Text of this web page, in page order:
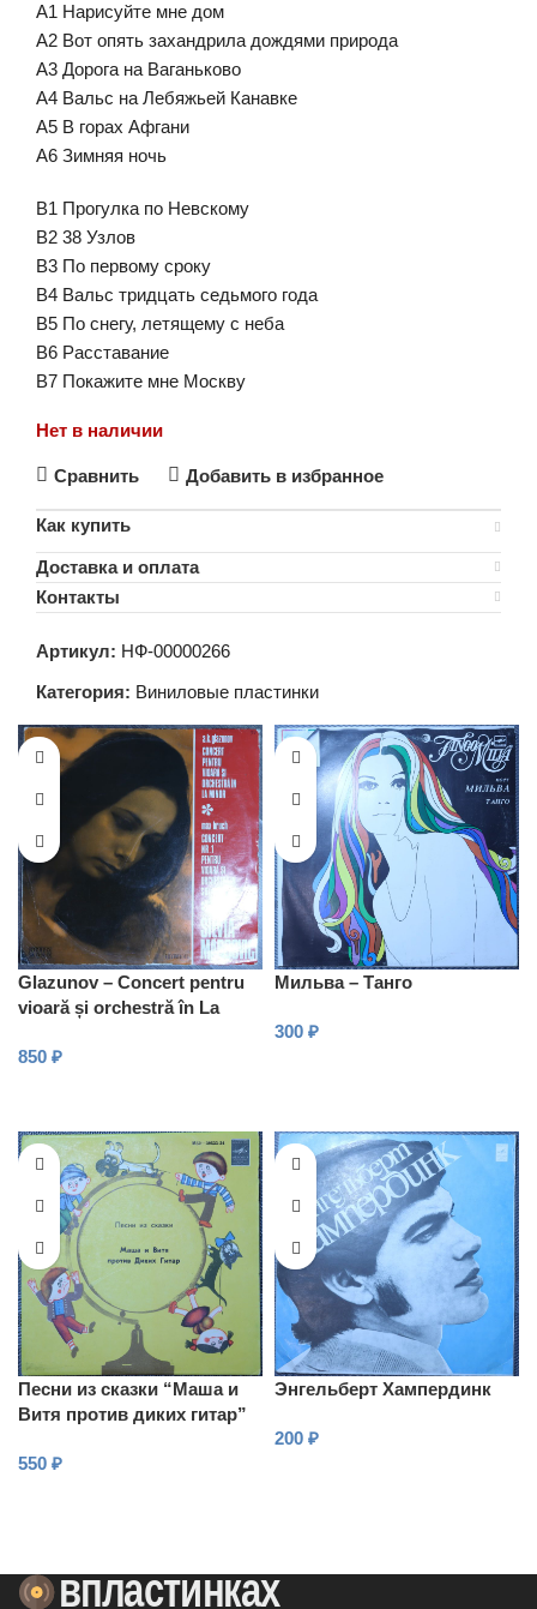
А1 Нарисуйте мне дом
А2 Вот опять захандрила дождями природа
А3 Дорога на Ваганьково
А4 Вальс на Лебяжьей Канавке
А5 В горах Афгани
А6 Зимняя ночь
В1 Прогулка по Невскому
В2 38 Узлов
В3 По первому сроку
В4 Вальс тридцать седьмого года
В5 По снегу, летящему с неба
В6 Расставание
В7 Покажите мне Москву
Нет в наличии
Сравнить Добавить в избранное
Как купить
Доставка и оплата
Контакты
Артикул: НФ-00000266
Категория: Виниловые пластинки
Glazunov – Concert pentru
vioară și orchestră în La
850 ₽
Мильва – Танго
300 ₽
Песни из сказки “Маша и
Витя против диких гитар”
550 ₽
Энгельберт Хампердинк
200 ₽